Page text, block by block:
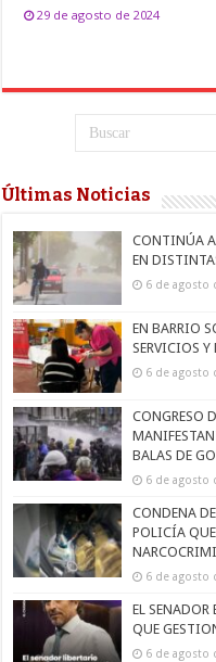
29 de agosto de 2024
Últimas Noticias
CONTINÚA
EN
6 de agosto
EN BARRIO
SERVICIOS Y
6 de agosto
CONGRESO
BALAS DE
6 de agosto
CONDENA
POLICÍA
6 de agosto
EL SENADOR
QUE
6 de agosto